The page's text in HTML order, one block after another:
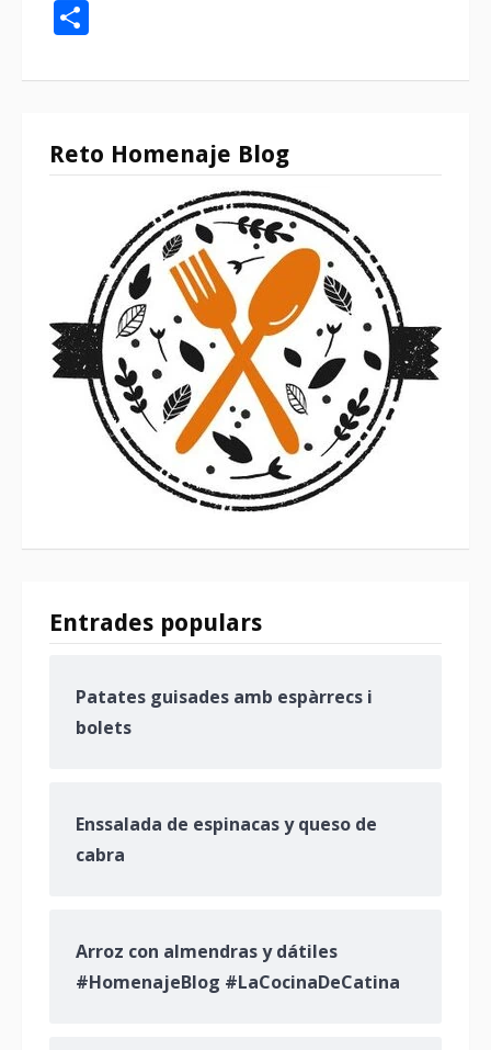
Reto Homenaje Blog
Entrades populars
Patates guisades amb espàrrecs i
bolets
Enssalada de espinacas y queso de
cabra
Arroz con almendras y dátiles
#HomenajeBlog #LaCocinaDeCatina